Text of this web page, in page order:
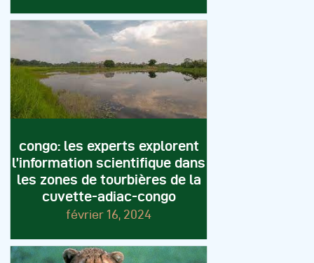
congo: les experts explorent
l’information scientifique dans
les zones de tourbières de la
cuvette-adiac-congo
février 16, 2024